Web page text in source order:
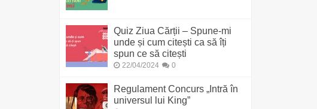
Quiz Ziua Cărții – Spune-mi
unde și cum citești ca să îți
spun ce să citești
22/04/2024 0
Regulament Concurs „Intră în
universul lui King”